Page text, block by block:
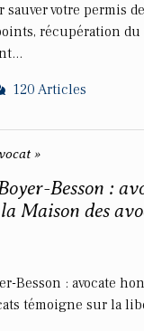
sauver votre permis
récupération
120 Articles
»
Besson :
Maison des
Besson : avocate
témoigne sur la